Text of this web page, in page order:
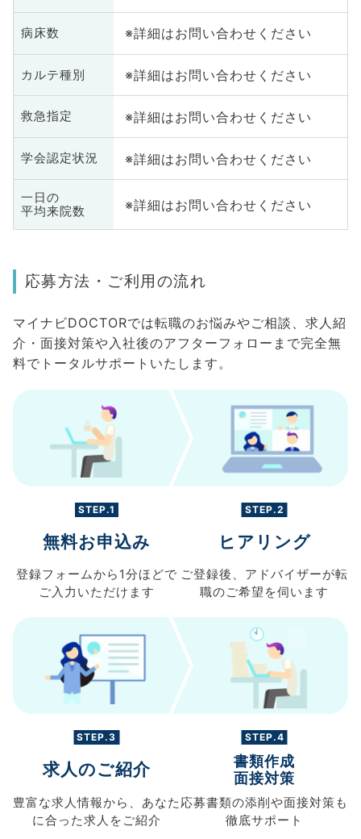
病床数 ※詳細はお問い合わせください
カルテ種別 ※詳細はお問い合わせください
救急指定 ※詳細はお問い合わせください
学会認定状況 ※詳細はお問い合わせください
一日の
平均来院数
※詳細はお問い合わせください
応募方法・ご利用の流れ
マイナビDOCTORでは転職のお悩みやご相談、求人紹
介・面接対策や入社後のアフターフォローまで完全無
料でトータルサポートいたします。
STEP.1
無料お申込み
登録フォームから 1分ほどで
ご入力 いただけます
STEP.2
ヒアリング
ご登録後、 アドバイザーが転
職のご希望を伺います
STEP.3
求人のご紹介
豊富な求人情報から、 あなた
に合った求人を ご紹介
STEP.4
書類作成
面接対策
応募書類の添削や面接対策も
徹底サポート